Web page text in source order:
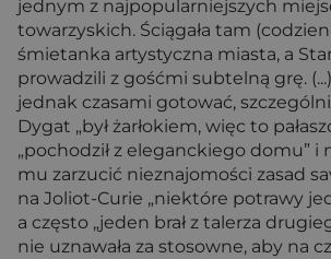
jednym z najpopularniejszych
towarzyskich. Ściągała tam
śmietanka artystyczna miasta, a
prowadzili z gośćmi subtelną grę.
jednak czasami gotować,
Dygat „był żarłokiem, więc to
„pochodził z eleganckiego domu” i
mu zarzucić nieznajomości zasad
na Joliot-Curie „niektóre potrawy
a często „jeden brał z talerza
nie uznawała za stosowne, aby na